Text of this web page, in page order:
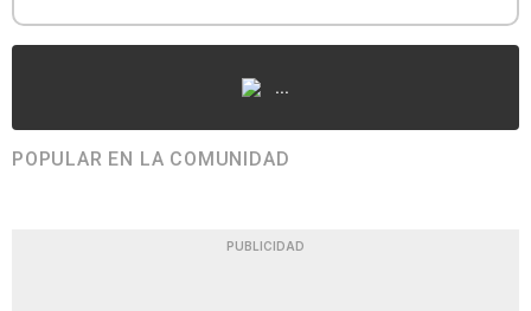
...
POPULAR EN LA COMUNIDAD
PUBLICIDAD